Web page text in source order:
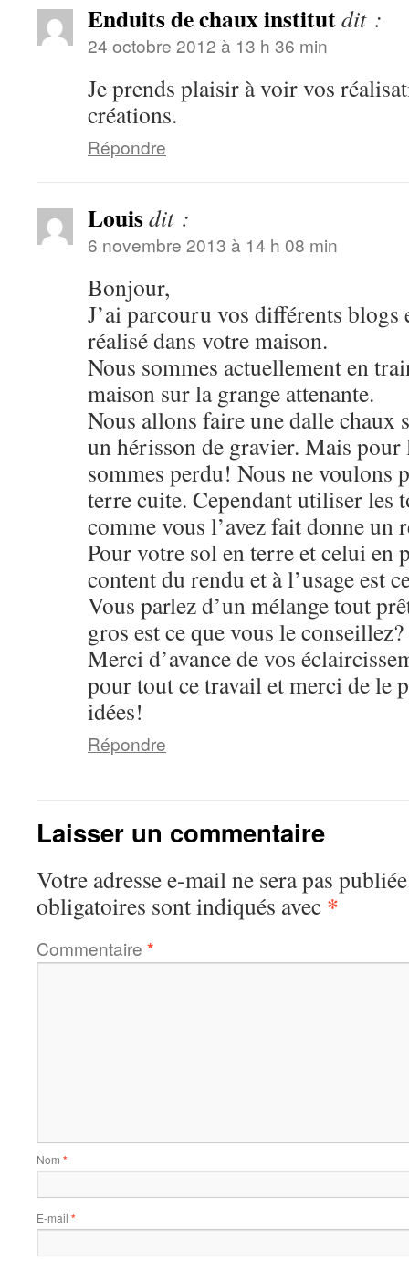
Enduits de chaux institutdit :
24 octobre 2012 à 13 h 36 min
Je prends plaisir à voir vos
créations.
Répondre
Louisdit :
6 novembre 2013 à 14 h 08 min
Bonjour,
J’ai parcouru vos différents blogs
réalisé dans votre maison.
Nous sommes actuellement en
maison sur la grange attenante.
Nous allons faire une dalle chaux
un hérisson de gravier. Mais
sommes perdu! Nous ne voulons
terre cuite. Cependant utiliser les
comme vous l’avez fait donne un
Pour votre sol en terre et celui en
content du rendu et à l’usage est
Vous parlez d’un mélange tout
gros est ce que vous le conseillez?
Merci d’avance de vos
pour tout ce travail et merci de le
idées!
Répondre
Laisser un commentaire
Votre adresse e-mail ne sera pas
obligatoires sont indiqués avec *
Commentaire *
Nom *
E-mail *